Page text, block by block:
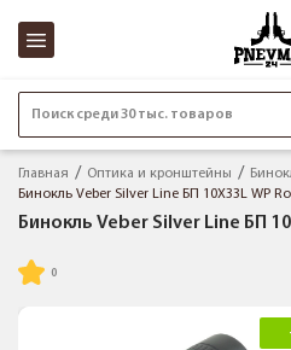
Поиск среди 30 тыс. товаров
Главная Оптика и кронштейны
Бинокль Veber Silver Line БП 10X33L WP
Бинокль Veber Silver Line БП